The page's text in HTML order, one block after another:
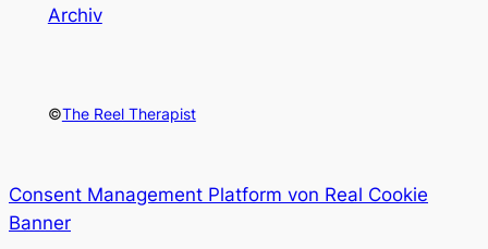
Archiv
©The Reel Therapist
Consent Management Platform von Real Cookie
Banner